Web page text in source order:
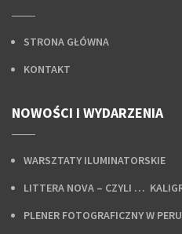
STRONA GŁÓWNA
KONTAKT
NOWOŚCI I WYDARZENIA
WARSZTATY ILUMINATORSKIE
LITTERA NOVA – CZYLI …
PLENER FOTOGRAFICZNY W